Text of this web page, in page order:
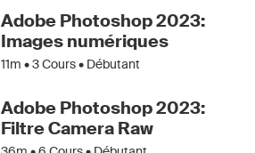
Adobe Photoshop 2023:
Images numériques
11m •3Cours • Débutant
Adobe Photoshop 2023:
Filtre Camera Raw